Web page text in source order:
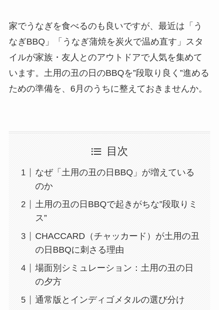
家でうなぎを食べるのも良いですが、最近は「う
なぎBBQ」「うなぎ蒲焼を炭火で温め直す」スタ
イルが家族・友人とのアウトドアで人気を集めて
います。土用の丑の日のBBQを”段取り良く”進める
ための準備を、6月のうちに整えておきませんか。
目次
なぜ「土用の丑の日BBQ」が増えている
のか
土用の丑の日BBQで起きがちな”段取りミ
ス”
CHACCARD（チャッカード）が土用の丑
の日BBQに刺さる理由
場面別シミュレーション：土用の丑の日
の夕方
通常版とインディゴメタルの選び分け